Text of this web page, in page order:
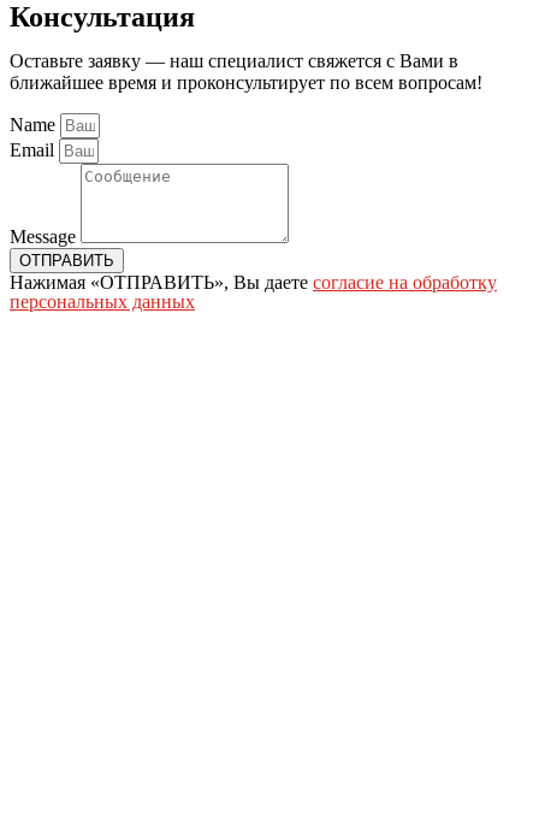
Консультация
Оставьте заявку — наш специалист свяжется с Вами в
ближайшее время и проконсультирует по всем вопросам!
Name
Email
Message
ОТПРАВИТЬ
Нажимая «ОТПРАВИТЬ», Вы даете согласие на обработку
персональных данных